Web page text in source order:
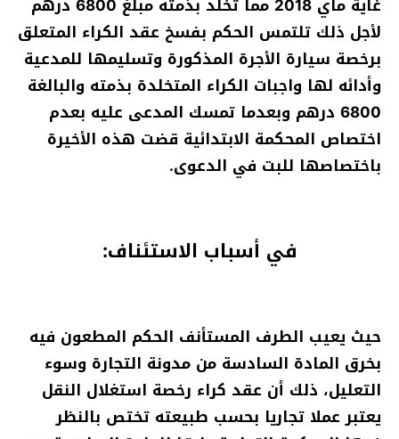
لأجل ذلك تلتمس الحكم بفسخ عقد الكراء المتعلق
برخصة سيارة الأجرة المذكورة وتسليمها للمدعية
وأدائه لها واجبات الكراء المتخلدة بذمته والبالغة
6800 درهم وبعدما تمسك المدعى عليه بعدم
اختصاص المحكمة الابتدائية قضت هذه الأخيرة
باختصاصها للبت في الدعوى.
في أسباب الاستئناف:
حيث يعيب الطرف المستأنف الحكم المطعون فيه
بخرق المادة السادسة من مدونة التجارة وسوء
التعليل، ذلك أن عقد كراء رخصة استغلال النقل
يعتبر عملا تجاريا بحسب طبيعته تختص بالنظر